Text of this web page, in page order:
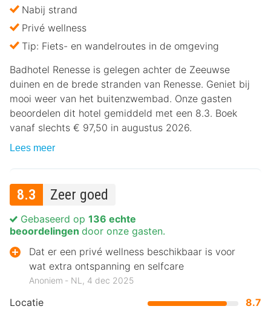
Nabij strand
Privé wellness
Tip: Fiets- en wandelroutes in de omgeving
Badhotel Renesse is gelegen achter de Zeeuwse
duinen en de brede stranden van Renesse. Geniet bij
mooi weer van het buitenzwembad. Onze gasten
beoordelen dit hotel gemiddeld met een 8.3. Boek
vanaf slechts € 97,50 in augustus 2026.
Lees meer
8.3 Zeer goed
Locatie
8.7
Gebaseerd op 136 echte
beoordelingen door onze gasten.
Dat er een privé wellness beschikbaar is voor
wat extra ontspanning en selfcare
Anoniem ‐ NL, 4 dec 2025